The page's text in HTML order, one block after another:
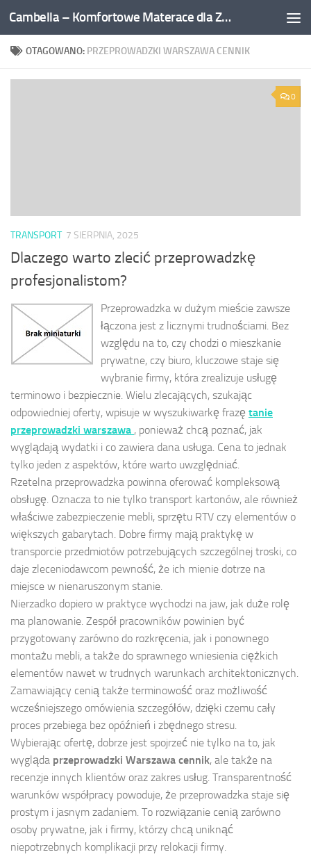
Przejdź do treści Cambella – Komfortowe Materace dla Zdrowego Snu
OTAGOWANO: PRZEPROWADZKI WARSZAWA CENNIK
0
TRANSPORT 7 SIERPNIA, 2025
Dlaczego warto zlecić przeprowadzkę
profesjonalistom?
Przeprowadzka w dużym mieście zawsze
łączona jest z licznymi trudnościami. Bez
względu na to, czy chodzi o mieszkanie
prywatne, czy biuro, kluczowe staje się
wybranie firmy, która zrealizuje usługę
terminowo i bezpiecznie. Wielu zlecających, szukając
odpowiedniej oferty, wpisuje w wyszukiwarkę frazę tanie
przeprowadzki warszawa , ponieważ chcą poznać, jak
wyglądają wydatki i co zawiera dana usługa. Cena to jednak
tylko jeden z aspektów, które warto uwzględniać.
Rzetelna przeprowadzka powinna oferować kompleksową
obsługę. Oznacza to nie tylko transport kartonów, ale również
właściwe zabezpieczenie mebli, sprzętu RTV czy elementów o
większych gabarytach. Dobre firmy mają praktykę w
transporcie przedmiotów potrzebujących szczególnej troski, co
daje zleceniodawcom pewność, że ich mienie dotrze na
miejsce w nienaruszonym stanie.
Nierzadko dopiero w praktyce wychodzi na jaw, jak duże rolę
ma planowanie. Zespół pracowników powinien być
przygotowany zarówno do rozkręcenia, jak i ponownego
montażu mebli, a także do sprawnego wniesienia ciężkich
elementów nawet w trudnych warunkach architektonicznych.
Zamawiający cenią także terminowość oraz możliwość
wcześniejszego omówienia szczegółów, dzięki czemu cały
proces przebiega bez opóźnień i zbędnego stresu.
Wybierając ofertę, dobrze jest spojrzeć nie tylko na to, jak
wygląda przeprowadzki Warszawa cennik, ale także na
recenzje innych klientów oraz zakres usług. Transparentność
warunków współpracy powoduje, że przeprowadzka staje się
prostym i jasnym zadaniem. To rozwiązanie cenią zarówno
osoby prywatne, jak i firmy, którzy chcą uniknąć
niepotrzebnych komplikacji przy relokacji firmy.